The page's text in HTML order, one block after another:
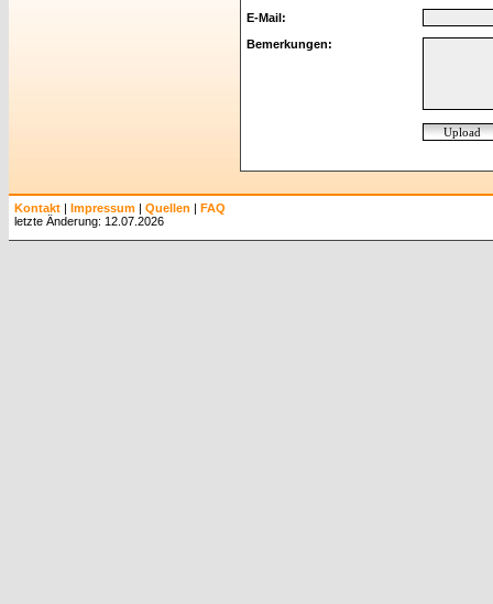
E-Mail:
Bemerkungen:
Kontakt | Impressum | Quellen | FAQ
letzte Änderung: 12.07.2026